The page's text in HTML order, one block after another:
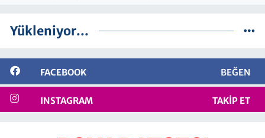
Yükleniyor...
FACEBOOK BEĞEN
INSTAGRAM TAKIP ET